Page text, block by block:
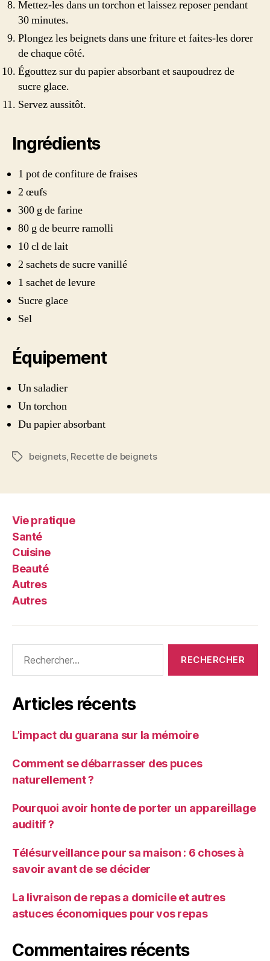
Mettez-les dans un torchon et laissez reposer pendant
30 minutes.
Plongez les beignets dans une friture et faites-les dorer
de chaque côté.
Égouttez sur du papier absorbant et saupoudrez de
sucre glace.
Servez aussitôt.
Ingrédients
1 pot de confiture de fraises
2 œufs
300 g de farine
80 g de beurre ramolli
10 cl de lait
2 sachets de sucre vanillé
1 sachet de levure
Sucre glace
Sel
Équipement
Un saladier
Un torchon
Du papier absorbant
Étiquettes
beignets, Recette de beignets
Vie pratique
Santé
Cuisine
Beauté
Autres
Autres
Articles récents
L’impact du guarana sur la mémoire
Comment se débarrasser des puces
naturellement ?
Pourquoi avoir honte de porter un appareillage
auditif ?
Télésurveillance pour sa maison : 6 choses à
savoir avant de se décider
La livraison de repas a domicile et autres
astuces économiques pour vos repas
Commentaires récents